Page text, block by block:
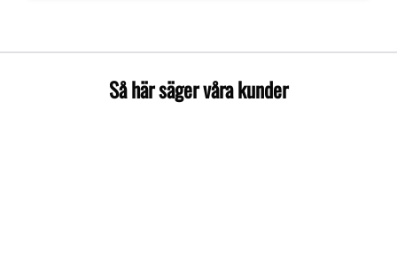
Så här säger våra kunder